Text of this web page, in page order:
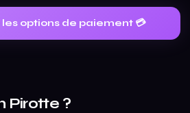
les options de paiement 💳
Pirotte ?